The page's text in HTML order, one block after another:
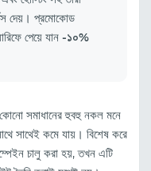
দেয়। প্রমোকোড
পেয়ে যান -১০%
সমাধানের হুবহু নকল মনে
সাথেই কমে যায়। বিশেষ করে
চালু করা হয়, তখন এটি